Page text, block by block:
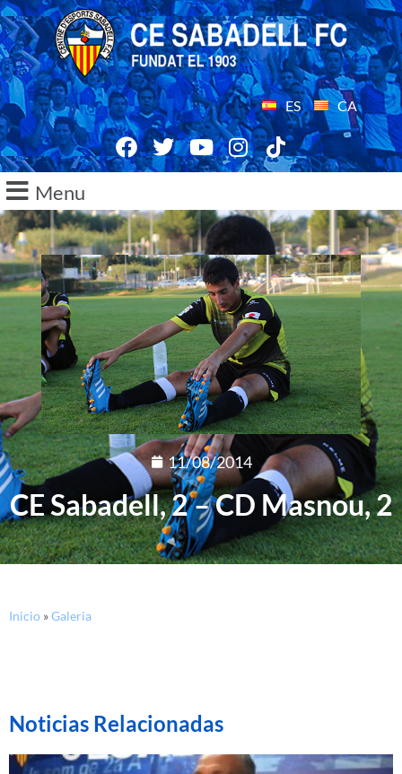
ES CA
Menu
11/08/2014
CE Sabadell, 2 – CD Masnou, 2
Inicio »Galeria
Noticias Relacionadas